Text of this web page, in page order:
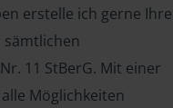
erstelle ich gerne Ihre
sämtlichen
11 StBerG. Mit einer
Möglichkeiten